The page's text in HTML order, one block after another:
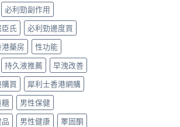
必利勁副作用
氏
必利勁邊度買
藥房
性功能
持久液推薦
早洩改善
買
犀利士香港網購
糖
男性保健
男性健康
睪固酮